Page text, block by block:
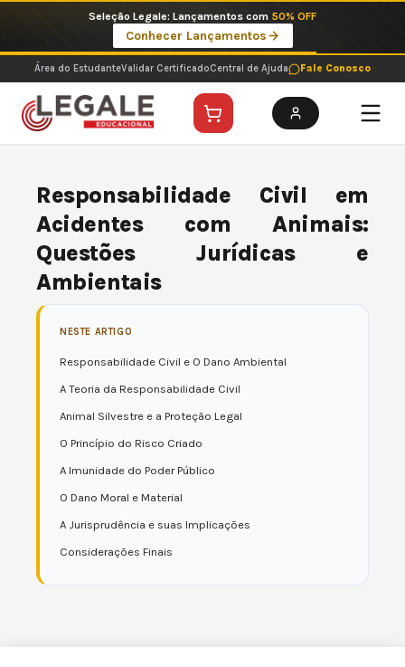
o
conteúdo
Seleção Legale: Lançamentos com 50% OFF
Conhecer Lançamentos
Área do EstudanteValidar CertificadoCentral de Ajuda Fale Conosco
Responsabilidade Civil em
Acidentes com Animais:
Questões Jurídicas e
Ambientais
NESTE ARTIGO
Responsabilidade Civil e O Dano Ambiental
A Teoria da Responsabilidade Civil
Animal Silvestre e a Proteção Legal
O Princípio do Risco Criado
A Imunidade do Poder Público
O Dano Moral e Material
A Jurisprudência e suas Implicações
Considerações Finais